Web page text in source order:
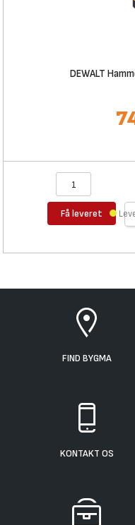
DEWALT
Få leveret
FIND BYGMA
KONTAKT OS